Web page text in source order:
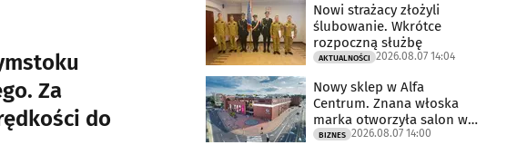
Za
do
Nowi strażacy złożyli
ślubowanie. Wkrótce
rozpoczną służbę
AKTUALNOŚCI 2026.08.07 14:04
Nowy sklep w Alfa
Centrum. Znana włoska
marka otworzyła salon w
Białymstoku
BIZNES 2026.08.07 14:00